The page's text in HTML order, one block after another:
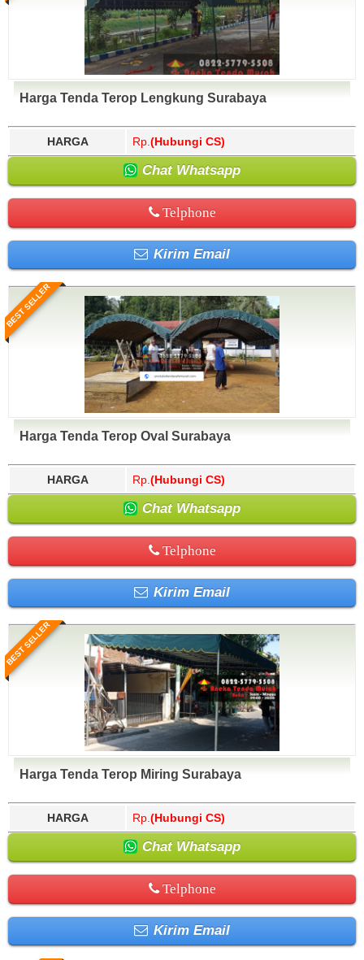
Harga Tenda Terop Lengkung Surabaya
HARGA Rp. (Hubungi CS)
Chat Whatsapp
Telphone
Kirim Email
BEST SELLER
Harga Tenda Terop Oval Surabaya
HARGA Rp. (Hubungi CS)
Chat Whatsapp
Telphone
Kirim Email
BEST SELLER
Harga Tenda Terop Miring Surabaya
HARGA Rp. (Hubungi CS)
Chat Whatsapp
Telphone
Kirim Email